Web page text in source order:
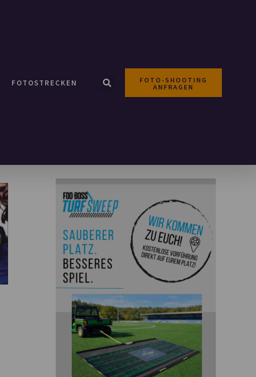
FOTOSTRECKEN FOTO-SHOOTING
ANFRAGEN